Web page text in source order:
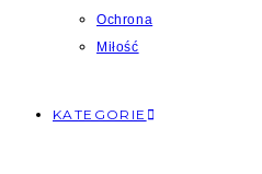
Ochrona
Miłość
KATEGORIE